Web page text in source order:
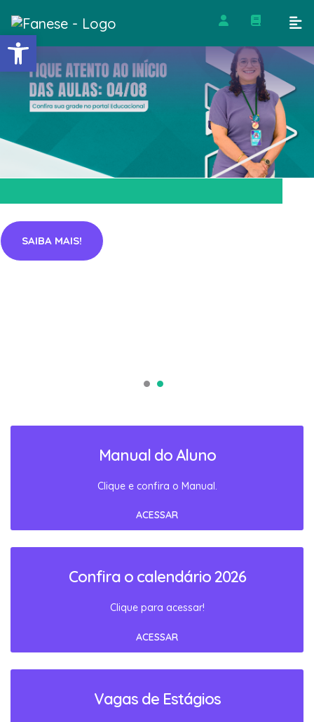
Barra de Ferramentas
SAIBA MAIS!
Manual do Aluno
Clique e confira o Manual.
ACESSAR
Confira o calendário 2026
Clique para acessar!
ACESSAR
Vagas de Estágios